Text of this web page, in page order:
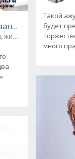
крючком
Такой
будет
много